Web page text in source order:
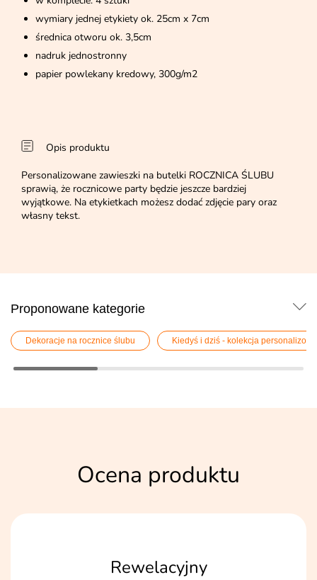
wymiary jednej etykiety ok. 25cm x 7cm
średnica otworu ok. 3,5cm
nadruk jednostronny
papier powlekany kredowy, 300g/m2
Opis produktu
Personalizowane zawieszki na butelki ROCZNICA ŚLUBU
sprawią, że rocznicowe party będzie jeszcze bardziej
wyjątkowe. Na etykietkach możesz dodać zdjęcie pary oraz
własny tekst.
Proponowane kategorie
Dekoracje na rocznice ślubu Kiedyś i dziś - kolekcja
Ocena produktu
Rewelacyjny